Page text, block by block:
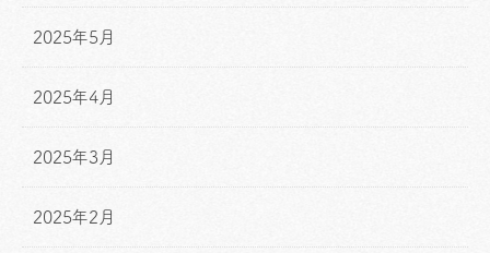
2025年5月
2025年4月
2025年3月
2025年2月